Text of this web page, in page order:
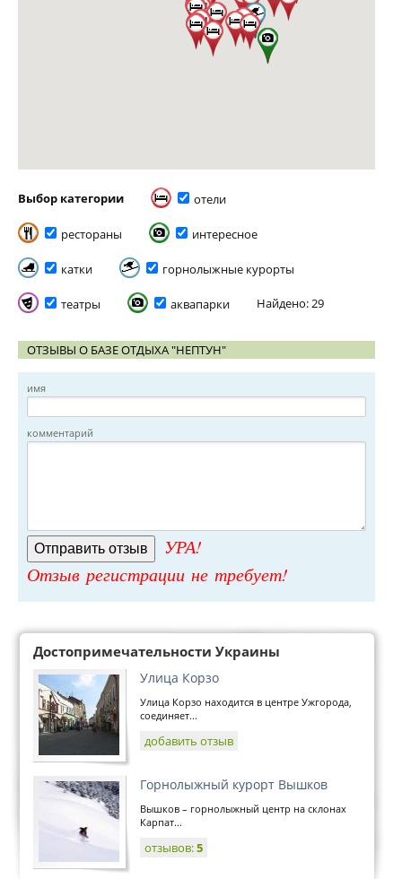
Выбор категории отели
рестораны интересное
катки горнолыжные курорты
театры аквапарки Найдено: 29
ОТЗЫВЫ О БАЗЕ ОТДЫХА "НЕПТУН"
имя
комментарий
УРА!
Отзыв регистрации не требует!
Достопримечательности Украины
Улица Корзо
Улица Корзо находится в центре Ужгорода,
соединяет...
добавить отзыв
Горнолыжный курорт Вышков
Вышков – горнолыжный центр на склонах
Карпат...
отзывов:5